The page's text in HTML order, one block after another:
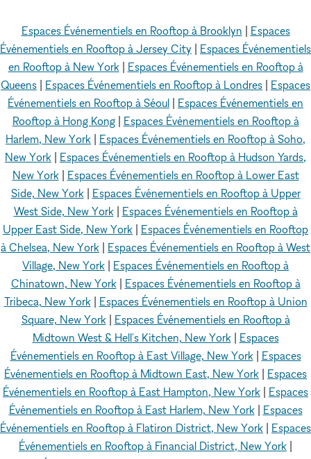
Espaces Événementiels en Rooftop à Brooklyn
Espaces
Événementiels en Rooftop à Jersey City
Espaces Événementiels
en Rooftop à New York| Espaces Événementiels en Rooftop à
Queens
Espaces Événementiels en Rooftop à Londres
Espaces
Événementiels en Rooftop à Séoul
Espaces Événementiels en
Rooftop à Hong Kong| Espaces Événementiels en Rooftop à
Harlem, New York
Espaces Événementiels en Rooftop à Soho,
New York
Espaces Événementiels en Rooftop à Hudson Yards,
New York| Espaces Événementiels en Rooftop à Lower East
Side, New York| Espaces Événementiels en Rooftop à Upper
West Side, New York| Espaces Événementiels en Rooftop à
Upper East Side, New York
Espaces Événementiels en Rooftop
à Chelsea, New York
Espaces Événementiels en Rooftop à West
Village, New York
Espaces Événementiels en Rooftop à
Chinatown, New York| Espaces Événementiels en Rooftop à
Tribeca, New York| Espaces Événementiels en Rooftop à Union
Square, New York| Espaces Événementiels en Rooftop à
Midtown West & Hell's Kitchen, New York| Espaces
Événementiels en Rooftop à East Village, New York| Espaces
Événementiels en Rooftop à Midtown East, New York
Espaces
Événementiels en Rooftop à East Hampton, New York
Espaces
Événementiels en Rooftop à East Harlem, New York| Espaces
Événementiels en Rooftop à Flatiron District, New York
Espaces
Événementiels en Rooftop à Financial District, New York